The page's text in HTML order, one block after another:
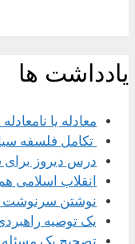
یادداشت ها
معادله یا
تکامل فلسفه
درس دیروز برای
انقلاب اسلامی
نوشتن سرنوشت
یک توصیه